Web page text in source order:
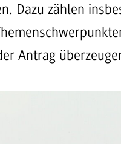
Dazu zählen
Antrag